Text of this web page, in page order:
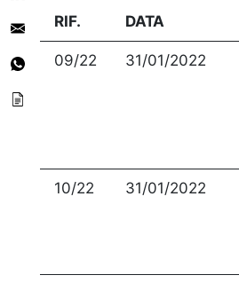
RIF. DATA
09/22 31/01/2022
10/22 31/01/2022